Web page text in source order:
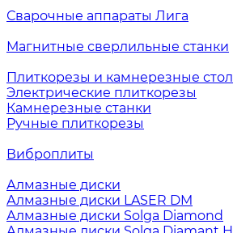
Сварочные аппараты Лига
Магнитные сверлильные станки
Плиткорезы и камнерезные
Электрические плиткорезы
Камнерезные станки
Ручные плиткорезы
Виброплиты
Алмазные диски
Алмазные диски LASER DM
Алмазные диски Solga Diamond